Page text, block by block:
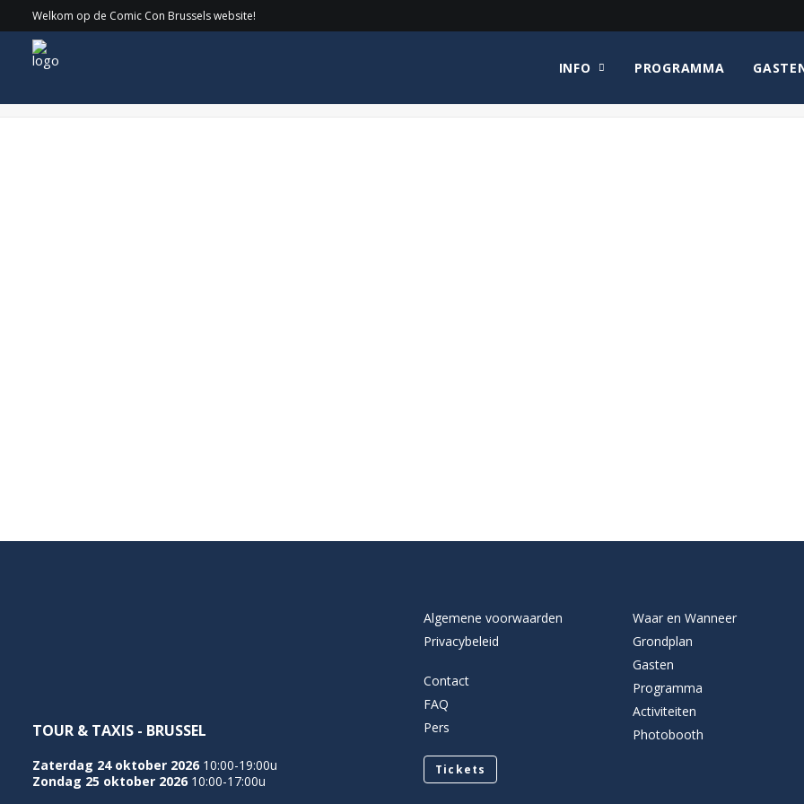
Welkom op de Comic Con Brussels website!
INFO PROGRAMMA
knop_facebook-1
TOUR & TAXIS - BRUSSEL
Zaterdag 24 oktober 2026 10:00-19:00u
Zondag 25 oktober 2026 10:00-17:00u
Algemene voorwaarden
Privacybeleid
Contact
FAQ
Pers
Tickets
Waar en Wanneer
Grondplan
Gasten
Programma
Activiteiten
Photobooth